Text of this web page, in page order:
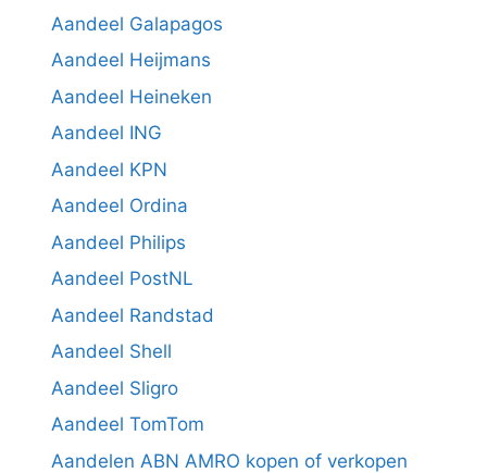
Aandeel Galapagos
Aandeel Heijmans
Aandeel Heineken
Aandeel ING
Aandeel KPN
Aandeel Ordina
Aandeel Philips
Aandeel PostNL
Aandeel Randstad
Aandeel Shell
Aandeel Sligro
Aandeel TomTom
Aandelen ABN AMRO kopen of verkopen